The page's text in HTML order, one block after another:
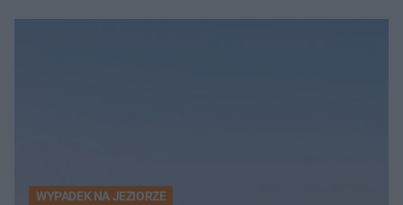
WYPADEK NA JEZIORZE